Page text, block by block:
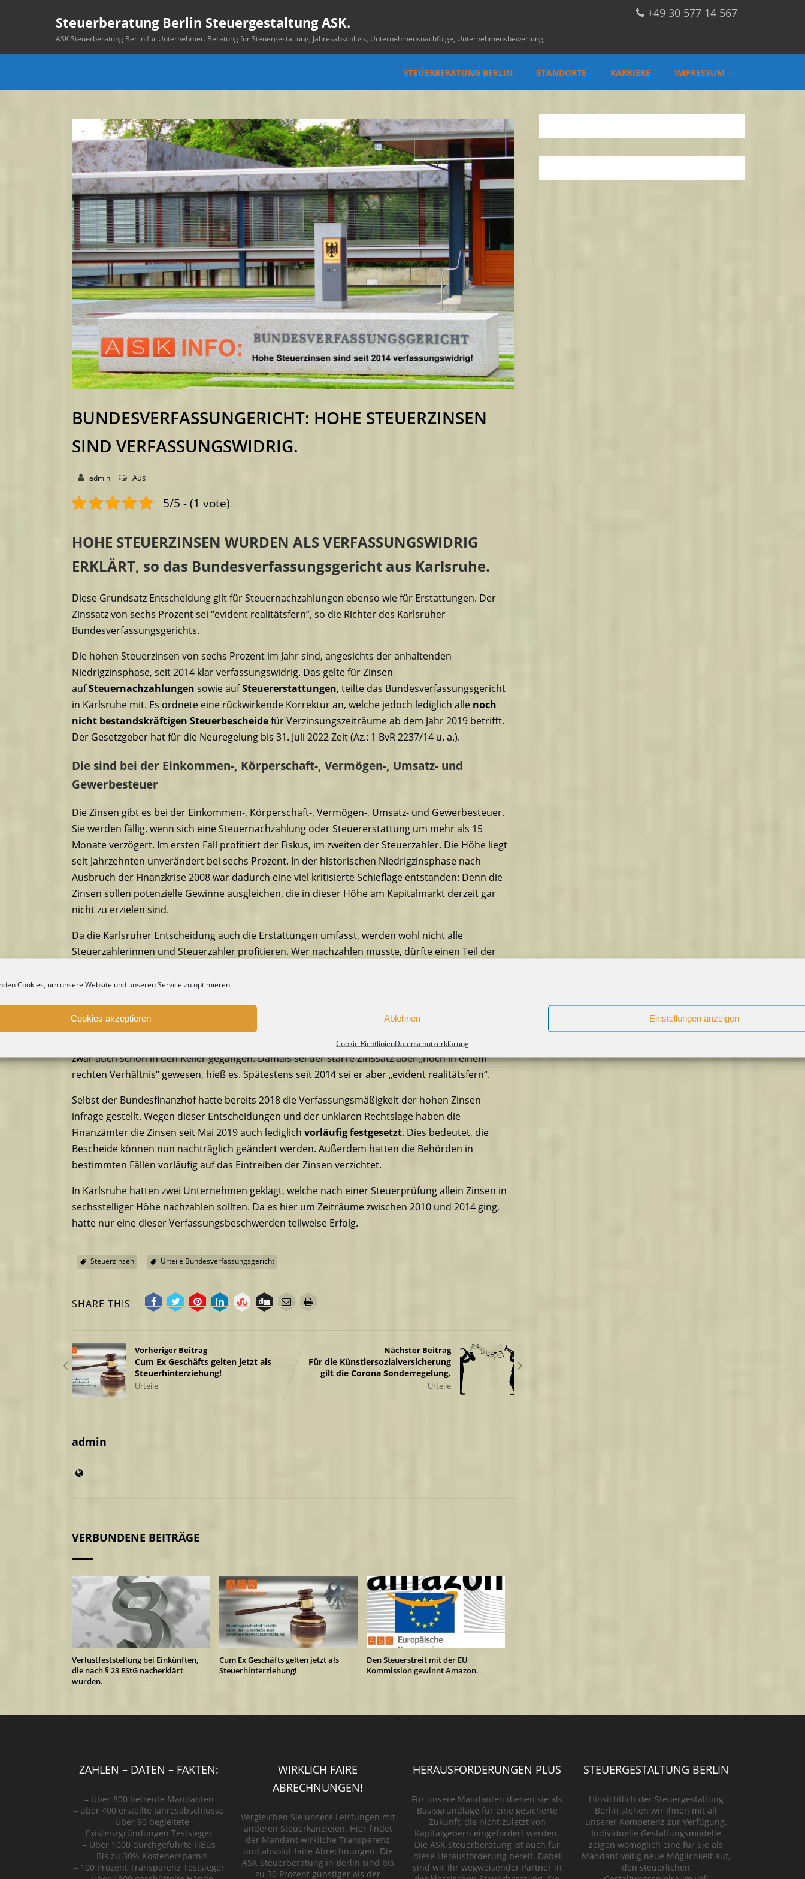
Cookies, um unsere Website und unseren Service zu optimieren.
Cookies akzeptieren Ablehnen Einstellungen anzeigen
Cookie RichtlinienDatenschutzerklärung
Steuerberatung Berlin Steuergestaltung ASK.
ASK Steuerberatung Berlin für Unternehmer. Beratung für Steuergestaltung, Jahresabschluss, Unternehmensnachfolge, Unternehmensbewertung.
+49 30 577 14 567
STEUERBERATUNG BERLIN STANDORTE KARRIERE IMPRESSUM
BUNDESVERFASSUNGERICHT: HOHE STEUERZINSEN
SIND VERFASSUNGSWIDRIG.
admin Aus
5/5 - (1 vote)
HOHE STEUERZINSEN WURDEN ALS VERFASSUNGSWIDRIG
ERKLÄRT, so das Bundesverfassungsgericht aus Karlsruhe.
Diese Grundsatz Entscheidung gilt für Steuernachzahlungen ebenso wie für Erstattungen. Der
Zinssatz von sechs Prozent sei “evident realitätsfern”, so die Richter des Karlsruher
Bundesverfassungsgerichts.
Die hohen Steuerzinsen von sechs Prozent im Jahr sind, angesichts der anhaltenden
Niedrigzinsphase, seit 2014 klar verfassungswidrig. Das gelte für Zinsen
aufSteuernachzahlungen sowie aufSteuererstattungen, teilte das Bundesverfassungsgericht
in Karlsruhe mit. Es ordnete eine rückwirkende Korrektur an, welche jedoch lediglich alle noch
nicht bestandskräftigen Steuerbescheidefür Verzinsungszeiträume ab dem Jahr 2019 betrifft.
Der Gesetzgeber hat für die Neuregelung bis 31. Juli 2022 Zeit (Az.: 1 BvR 2237/14 u. a.).
Die sind bei der Einkommen-, Körperschaft-, Vermögen-, Umsatz- und
Gewerbesteuer
Die Zinsen gibt es bei der Einkommen-, Körperschaft-, Vermögen-, Umsatz- und Gewerbesteuer.
Sie werden fällig, wenn sich eine Steuernachzahlung oder Steuererstattung um mehr als 15
Monate verzögert. Im ersten Fall profitiert der Fiskus, im zweiten der Steuerzahler. Die Höhe liegt
seit Jahrzehnten unverändert bei sechs Prozent. In der historischen Niedrigzinsphase nach
Ausbruch der Finanzkrise 2008 war dadurch eine viel kritisierte Schieflage entstanden: Denn die
Zinsen sollen potenzielle Gewinne ausgleichen, die in dieser Höhe am Kapitalmarkt derzeit gar
nicht zu erzielen sind.
Da die Karlsruher Entscheidung auch die Erstattungen umfasst, werden wohl nicht alle
Steuerzahlerinnen und Steuerzahler profitieren. Wer nachzahlen musste, dürfte einen Teil der
wird möglicherweise die Verzinsung teilweise zurückzahlen müssen.
Für die Zeit von 2014 bis 2018 beließen die Richterinnen und Richter des Ersten Senats die
beanstandete Vorschrift in Kraft. Hier sei der Gesetzgeber nicht verpflichtet, rückwirkend eine
verfassungsgemäße Regelung zu schaffen. In den Jahren bis 2013 waren die allgemeinen Zinsen
zwar auch schon in den Keller gegangen. Damals sei der starre Zinssatz aber „noch in einem
rechten Verhältnis“ gewesen, hieß es. Spätestens seit 2014 sei er aber „evident realitätsfern“.
Selbst der Bundesfinanzhof hatte bereits 2018 die Verfassungsmäßigkeit der hohen Zinsen
infrage gestellt. Wegen dieser Entscheidungen und der unklaren Rechtslage haben die
Finanzämter die Zinsen seit Mai 2019 auch lediglichvorläufig festgesetzt. Dies bedeutet, die
Bescheide können nun nachträglich geändert werden. Außerdem hatten die Behörden in
bestimmten Fällen vorläufig auf das Eintreiben der Zinsen verzichtet.
In Karlsruhe hatten zwei Unternehmen geklagt, welche nach einer Steuerprüfung allein Zinsen in
sechsstelliger Höhe nachzahlen sollten. Da es hier um Zeiträume zwischen 2010 und 2014 ging,
hatte nur eine dieser Verfassungsbeschwerden teilweise Erfolg.
Steuerzinsen Urteile Bundesverfassungsgericht
SHARE THIS
Vorheriger Beitrag
Cum Ex Geschäfts gelten jetzt als
Steuerhinterziehung!
Urteile
Nächster Beitrag
Für die Künstlersozialversicherung
gilt die Corona Sonderregelung.
Urteile
admin
VERBUNDENE BEITRÄGE
Verlustfeststellung bei Einkünften,
die nach § 23 EStG nacherklärt
wurden.
Cum Ex Geschäfts gelten jetzt als
Steuerhinterziehung!
Den Steuerstreit mit der EU
Kommission gewinnt Amazon.
ZAHLEN – DATEN – FAKTEN:
– Über 800 betreute Mandanten
– über 400 erstellte Jahresabschlüsse
– Über 90 begleitete
Existenzgründungen Testsieger
– Über 1000 durchgeführte FiBus
– Bis zu 30% Kostenersparnis
– 100 Prozent Transparenz Testsieger
WIRKLICH FAIRE
ABRECHNUNGEN!
Vergleichen Sie unsere Leistungen mit
anderen Steuerkanzleien. Hier findet
der Mandant wirkliche Transparenz
und absolut faire Abrechnungen. Die
ASK Steuerberatung in Berlin sind bis
zu 30 Prozent günstiger als der
HERAUSFORDERUNGEN PLUS
Für unsere Mandanten dienen sie als
Basisgrundlage für eine gesicherte
Zukunft, die nicht zuletzt von
Kapitalgebern eingefordert werden.
Die ASK Steuerberatung ist auch für
diese Herausforderung bereit. Dabei
sind wir Ihr wegweisender Partner in
STEUERGESTALTUNG BERLIN
Hinsichtlich der Steuergestaltung
Berlin stehen wir Ihnen mit all
unserer Kompetenz zur Verfügung.
Individuelle Gestaltungsmodelle
zeigen womöglich eine für Sie als
Mandant völlig neue Möglichkeit auf,
den steuerlichen